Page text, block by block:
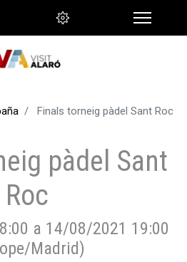
Finals torneig pàdel Sant Roc
pàdel Sant
Roc
a 14/08/2021 19:00
Madrid)